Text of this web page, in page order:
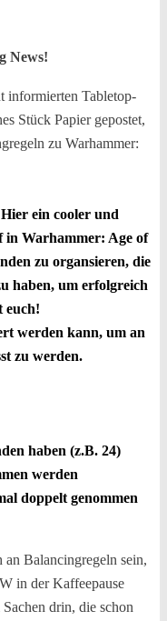
News!
informierten Tabletop-
Stück Papier gepostet,
zu Warhammer:
ein cooler und
in Warhammer: Age of
zu organsieren, die
haben, um erfolgreich
euch!
werden kann, um an
zu werden.
haben (z.B. 24)
werden
doppelt genommen
an Balancingregeln sein,
in der Kaffeepause
drin, die schon